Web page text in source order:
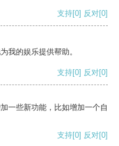
支持[0] 反对[0]
我的娱乐提供帮助。
支持[0] 反对[0]
一些新功能，比如增加一个自
支持[0] 反对[0]